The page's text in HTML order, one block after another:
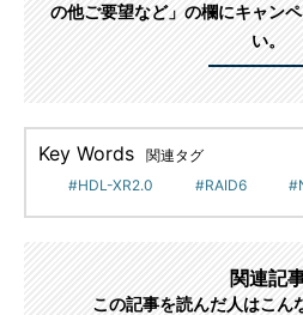
の他ご要望など」の欄にキャン
い。
Key Words
関連タグ
HDL-XR2.0
RAID6
関連記
この記事を読んだ人はこん